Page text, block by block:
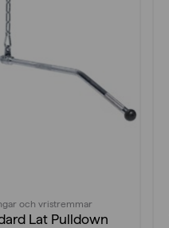
och vristremmar
Lat Pulldown